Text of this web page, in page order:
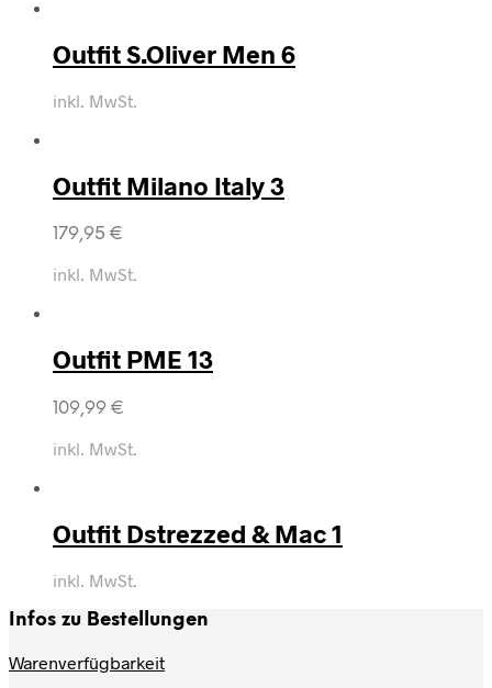
Outfit S.Oliver Men 6
inkl. MwSt.
Outfit Milano Italy 3
179,95 €
inkl. MwSt.
Outfit PME 13
109,99 €
inkl. MwSt.
Outfit Dstrezzed & Mac 1
inkl. MwSt.
Infos zu Bestellungen
Warenverfügbarkeit